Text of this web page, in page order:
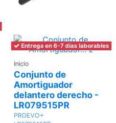
Entrega en 6-7 días laborables
Inicio
Conjunto de
Amortiguador
delantero derecho -
LR079515PR
PROEVO+